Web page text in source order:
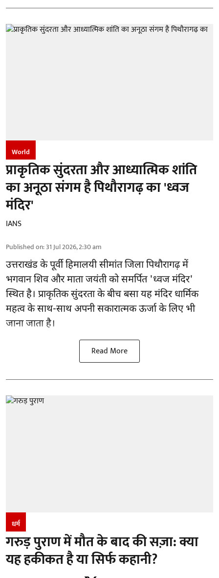
World
प्राकृतिक सुंदरता और आध्यात्मिक शांति
का अनूठा संगम है पिथौरागढ़ का 'ध्वज
मंदिर'
IANS
Published on:31 Jul 2026, 2:30 am
उत्तराखंड के पूर्वी हिमालयी सीमांत जिला पिथौरागढ़ में
भगवान शिव और माता जयंती को समर्पित 'ध्वज मंदिर'
स्थित है। प्राकृतिक सुंदरता के बीच बसा यह मंदिर धार्मिक
महत्व के साथ-साथ अपनी सकारात्मक ऊर्जा के लिए भी
जाना जाता है।
Read More
धर्म
गरुड़ पुराण में मौत के बाद की सज़ा: क्या
यह हकीकत है या सिर्फ कहानी?